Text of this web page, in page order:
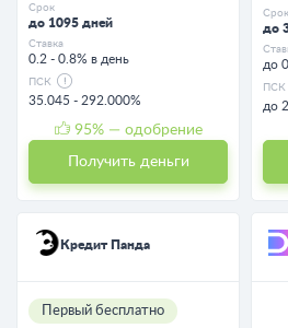
Срок
до 1095 дней
Ставка
0.2 - 0.8% в день
ПСК
35.045 - 292.000%
95% — одобрение
Получить деньги
Срок
до
до
ПСК
до
Кредит Панда
Первый бесплатно